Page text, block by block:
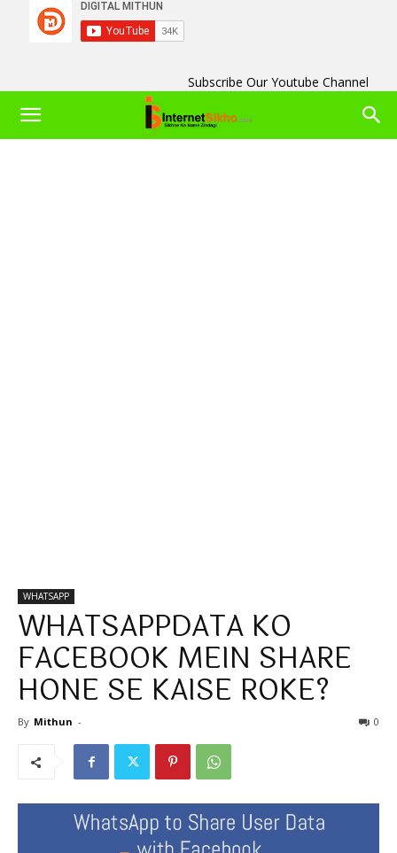
Subscribe Our Youtube Channel
WHATSAPP
WHATSAPPDATA KO
FACEBOOK MEIN SHARE
HONE SE KAISE ROKE?
By Mithun - 0